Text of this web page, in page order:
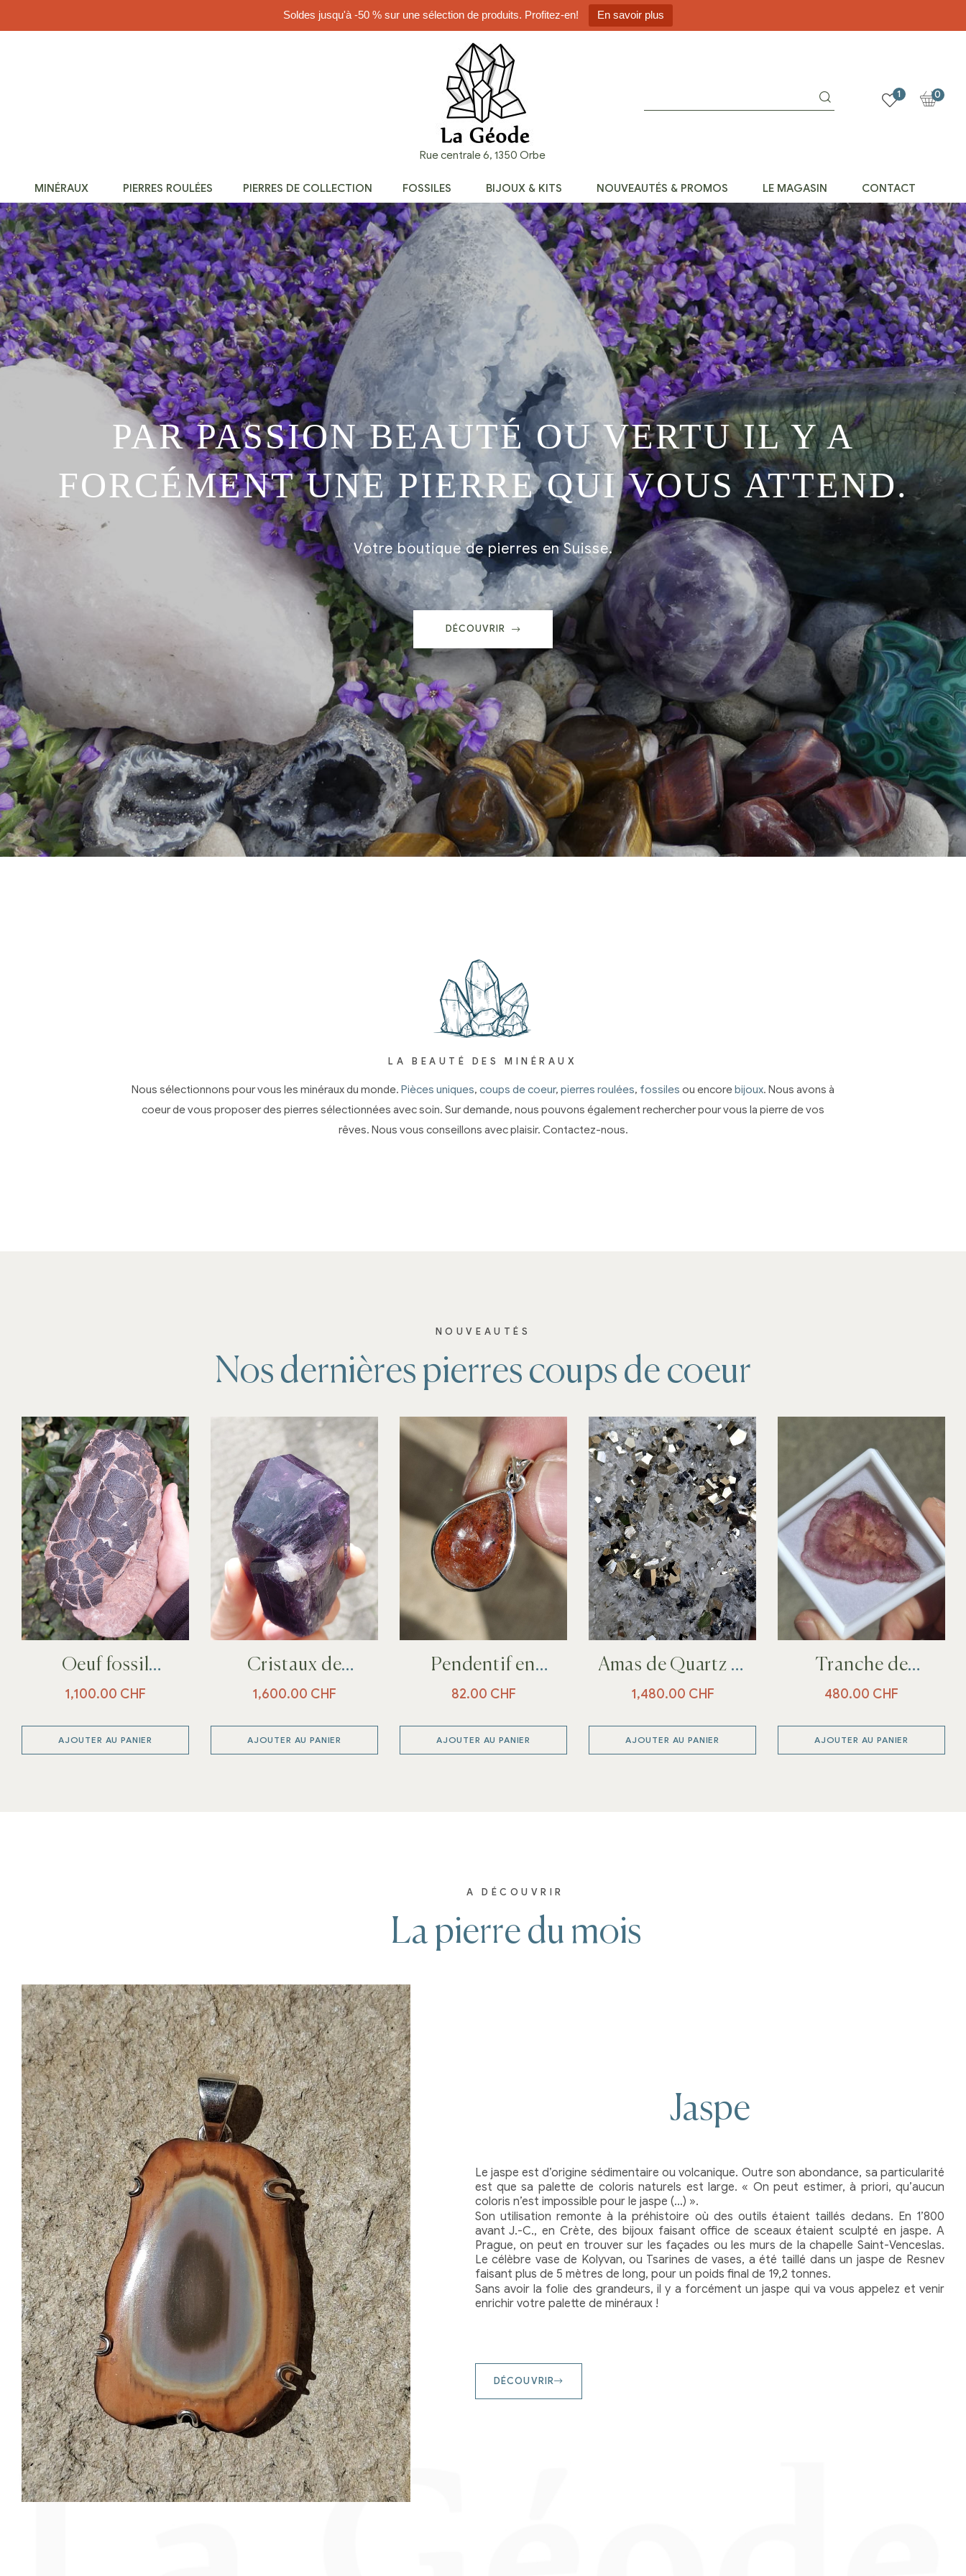
Soldes jusqu'à -50 % sur une sélection de produits. Profitez-en! En savoir plus
Rue centrale 6, 1350 Orbe
1 0
MINÉRAUX PIERRES ROULÉES PIERRES DE COLLECTION FOSSILES BIJOUX & KITS NOUVEAUTÉS & PROMOS LE MAGASIN CONTACT
PAR PASSION BEAUTÉ OU VERTU IL Y A
FORCÉMENT UNE PIERRE QUI VOUS ATTEND.
Votre boutique de pierres en Suisse.
DÉCOUVRIR
LA BEAUTÉ DES MINÉRAUX
Nous sélectionnons pour vous les minéraux du monde. Pièces uniques, coups de coeur, pierres roulées, fossiles ou encorebijoux. Nous avons à
coeur de vous proposer des pierres sélectionnées avec soin. Sur demande, nous pouvons également rechercher pour vous la pierre de vos
rêves. Nous vous conseillons avec plaisir. Contactez-nous.
NOUVEAUTÉS
Nos dernières pierres coups de coeur
Oeuf fossil
d’Oviraptor
1,100.00 CHF
AJOUTER AU PANIER
Cristaux de
Scapolite
1,600.00 CHF
AJOUTER AU PANIER
Pendentif en
Pierre de Soleil et
82.00 CHF
AJOUTER AU PANIER
Amas de Quartz et
Pyrite
1,480.00 CHF
AJOUTER AU PANIER
Tranche de
Tourmaline rose
480.00 CHF
AJOUTER AU PANIER
A DÉCOUVRIR
La pierre du mois
Jaspe
Le jaspe est d’origine sédimentaire ou volcanique. Outre son abondance, sa particularité
est que sa palette de coloris naturels est large. « On peut estimer, à priori, qu’aucun
coloris n’est impossible pour le jaspe (…) ».
Son utilisation remonte à la préhistoire où des outils étaient taillés dedans. En 1’800
avant J.-C., en Crète, des bijoux faisant office de sceaux étaient sculpté en jaspe. A
Prague, on peut en trouver sur les façades ou les murs de la chapelle Saint-Venceslas.
Le célèbre vase de Kolyvan, ou Tsarines de vases, a été taillé dans un jaspe de Resnev
faisant plus de 5 mètres de long, pour un poids final de 19,2 tonnes.
Sans avoir la folie des grandeurs, il y a forcément un jaspe qui va vous appelez et venir
enrichir votre palette de minéraux !
DÉCOUVRIR